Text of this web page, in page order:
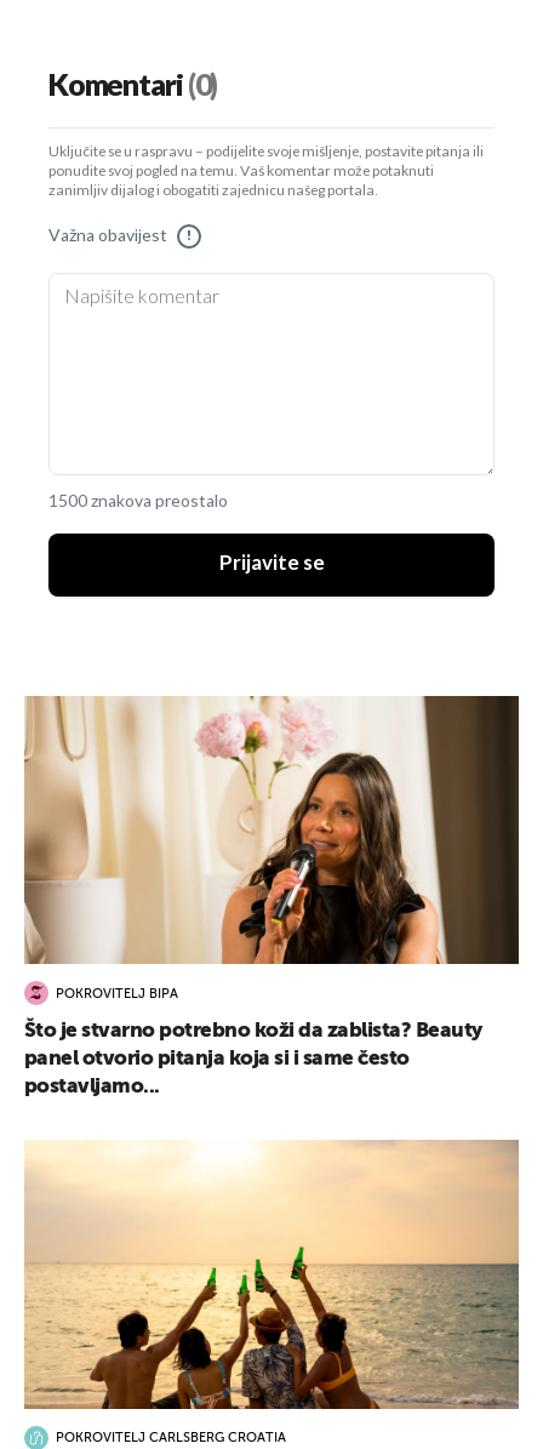
Komentari(0)
Uključite se u raspravu – podijelite svoje mišljenje, postavite pitanja ili
ponudite svoj pogled na temu. Vaš komentar može potaknuti
zanimljiv dijalog i obogatiti zajednicu našeg portala.
Važna obavijest !
1500 znakova preostalo
Prijavite se
POKROVITELJ BIPA
Što je stvarno potrebno koži da zablista? Beauty
panel otvorio pitanja koja si i same često
postavljamo...
POKROVITELJ CARLSBERG CROATIA